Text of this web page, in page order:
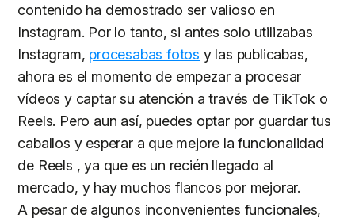
contenido ha demostrado ser valioso en
Instagram. Por lo tanto, si antes solo utilizabas
Instagram, procesabas fotos y las publicabas,
ahora es el momento de empezar a procesar
vídeos y captar su atención a través de TikTok o
Reels. Pero aun así, puedes optar por guardar tus
caballos y esperar a que mejore la funcionalidad
de Reels , ya que es un recién llegado al
mercado, y hay muchos flancos por mejorar.
A pesar de algunos inconvenientes funcionales,